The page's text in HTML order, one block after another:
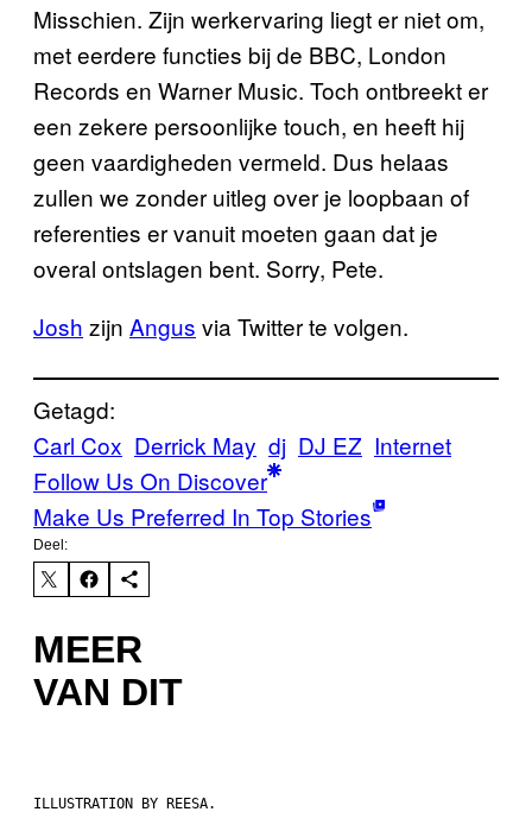
Misschien. Zijn werkervaring liegt er niet om,
met eerdere functies bij de BBC, London
Records en Warner Music. Toch ontbreekt er
een zekere persoonlijke touch, en heeft hij
geen vaardigheden vermeld. Dus helaas
zullen we zonder uitleg over je loopbaan of
referenties er vanuit moeten gaan dat je
overal ontslagen bent. Sorry, Pete.
Josh zijn Angus via Twitter te volgen.
Getagd:
Carl Cox Derrick May dj DJ EZ Internet
Follow Us On Discover
Make Us Preferred In Top Stories
Deel:
MEER
VAN DIT
ILLUSTRATION BY REESA.